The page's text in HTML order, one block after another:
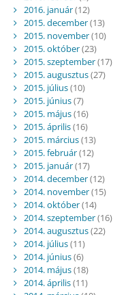
2016. január(12)
2015. december(13)
2015. november(10)
2015. október(23)
2015. szeptember(17)
2015. augusztus(27)
2015. július(10)
2015. június(7)
2015. május(16)
2015. április(16)
2015. március(13)
2015. február(12)
2015. január(17)
2014. december(12)
2014. november(15)
2014. október(14)
2014. szeptember(16)
2014. augusztus(22)
2014. július(11)
2014. június(6)
2014. május(18)
2014. április(11)